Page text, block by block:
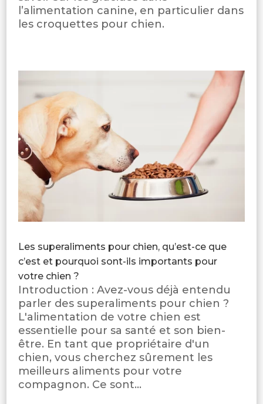
l’alimentation canine, en particulier dans
les croquettes pour chien.
Les superaliments pour chien, qu’est-ce que
c’est et pourquoi sont-ils importants pour
votre chien ?
Introduction : Avez-vous déjà entendu
parler des superaliments pour chien ?
L'alimentation de votre chien est
essentielle pour sa santé et son bien-
être. En tant que propriétaire d'un
chien, vous cherchez sûrement les
meilleurs aliments pour votre
compagnon. Ce sont...